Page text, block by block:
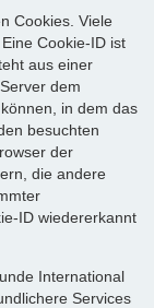
Cookies. Viele
Cookie-ID ist
aus einer
dem
in dem das
besuchten
der
die andere
ID wiedererkannt
International
Services